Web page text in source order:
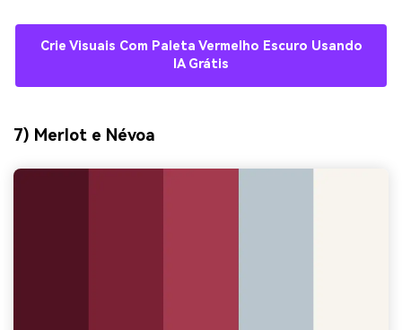
Crie Visuais Com Paleta Vermelho Escuro Usando
IA Grátis
7) Merlot e Névoa